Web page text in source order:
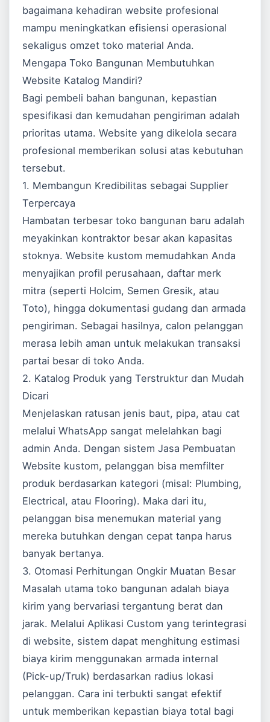
bagaimana kehadiran website profesional
mampu meningkatkan efisiensi operasional
sekaligus omzet toko material Anda.
Mengapa Toko Bangunan Membutuhkan
Website Katalog Mandiri?
Bagi pembeli bahan bangunan, kepastian
spesifikasi dan kemudahan pengiriman adalah
prioritas utama. Website yang dikelola secara
profesional memberikan solusi atas kebutuhan
tersebut.
1. Membangun Kredibilitas sebagai Supplier
Terpercaya
Hambatan terbesar toko bangunan baru adalah
meyakinkan kontraktor besar akan kapasitas
stoknya. Website kustom memudahkan Anda
menyajikan profil perusahaan, daftar merk
mitra (seperti Holcim, Semen Gresik, atau
Toto), hingga dokumentasi gudang dan armada
pengiriman. Sebagai hasilnya, calon pelanggan
merasa lebih aman untuk melakukan transaksi
partai besar di toko Anda.
2. Katalog Produk yang Terstruktur dan Mudah
Dicari
Menjelaskan ratusan jenis baut, pipa, atau cat
melalui WhatsApp sangat melelahkan bagi
admin Anda. Dengan sistemJasa Pembuatan
Website kustom, pelanggan bisa memfilter
produk berdasarkan kategori (misal: Plumbing,
Electrical, atau Flooring). Maka dari itu,
pelanggan bisa menemukan material yang
mereka butuhkan dengan cepat tanpa harus
banyak bertanya.
3. Otomasi Perhitungan Ongkir Muatan Besar
Masalah utama toko bangunan adalah biaya
kirim yang bervariasi tergantung berat dan
jarak. MelaluiAplikasi Custom yang terintegrasi
di website, sistem dapat menghitung estimasi
biaya kirim menggunakan armada internal
(Pick-up/Truk) berdasarkan radius lokasi
pelanggan. Cara ini terbukti sangat efektif
untuk memberikan kepastian biaya total bagi